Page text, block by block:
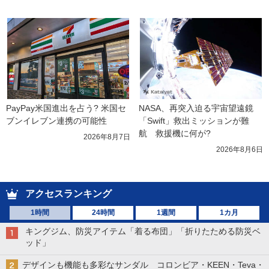
PayPay米国進出を占う? 米国セ
ブンイレブン連携の可能性
2026年8月7日
NASA、再突入迫る宇宙望遠鏡
「Swift」救出ミッションが難
航　救援機に何が?
2026年8月6日
アクセスランキング
1時間 24時間 1週間 1カ月
キングジム、防災アイテム「着る布団」「折りたためる防災ベ
ッド」
デザインも機能も多彩なサンダル コロンビア・KEEN・Teva・